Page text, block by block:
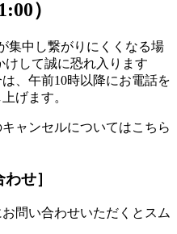
）
集中し繋がりにくくなる場
して誠に恐れ入ります
、午前10時以降にお電話を
げます。
ャンセルについてはこちら
せ］
問い合わせいただくとスム